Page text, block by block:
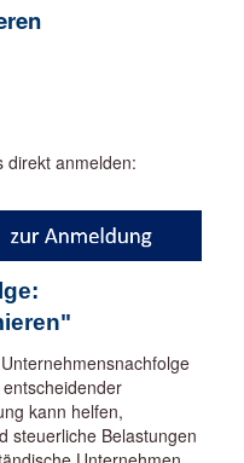
direkt anmelden:
kann helfen,
steuerliche Belastungen